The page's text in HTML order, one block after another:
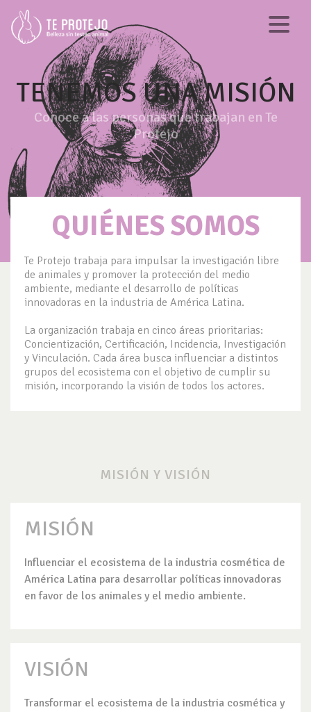
TENEMOS UNA MISIÓN
Conoce a las personas que trabajan en Te
Protejo
QUIÉNES SOMOS
Te Protejo trabaja para impulsar la investigación libre
de animales y promover la protección del medio
ambiente, mediante el desarrollo de políticas
innovadoras en la industria de América Latina.
La organización trabaja en cinco áreas prioritarias:
Concientización, Certificación, Incidencia, Investigación
y Vinculación. Cada área busca influenciar a distintos
grupos del ecosistema con el objetivo de cumplir su
misión, incorporando la visión de todos los actores.
MISIÓN Y VISIÓN
MISIÓN
Influenciar el ecosistema de la industria cosmética de
América Latina para desarrollar políticas innovadoras
en favor de los animales y el medio ambiente.
VISIÓN
Transformar el ecosistema de la industria cosmética y